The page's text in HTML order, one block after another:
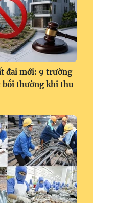
đai mới: 9 trường
bồi thường khi thu